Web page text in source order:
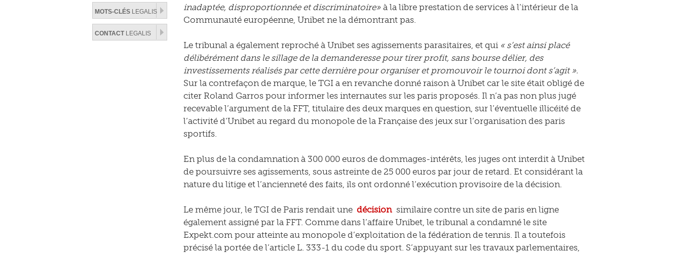
MOTS-CLÉS LEGALIS
CONTACTLEGALIS
inadaptée, disproportionnée et discriminatoire» à la libre prestation de services à l’intérieur de la
Communauté européenne, Unibet ne la démontrant pas.
Le tribunal a également reproché à Unibet ses agissements parasitaires, et qui « s’est ainsi placé
délibérément dans le sillage de la demanderesse pour tirer profit, sans bourse délier, des
investissements réalisés par cette dernière pour organiser et promouvoir le tournoi dont s’agit ».
Sur la contrefaçon de marque, le TGI a en revanche donné raison à Unibet car le site était obligé de
citer Roland Garros pour informer les internautes sur les paris proposés. Il n’a pas non plus jugé
recevable l’argument de la FFT, titulaire des deux marques en question, sur l’éventuelle illicéité de
l’activité d’Unibet au regard du monopole de la Française des jeux sur l’organisation des paris
sportifs.
En plus de la condamnation à 300 000 euros de dommages-intérêts, les juges ont interdit à Unibet
de poursuivre ses agissements, sous astreinte de 25 000 euros par jour de retard. Et considérant la
nature du litige et l’ancienneté des faits, ils ont ordonné l’exécution provisoire de la décision.
Le même jour, le TGI de Paris rendait une décision similaire contre un site de paris en ligne
également assigné par la FFT. Comme dans l’affaire Unibet, le tribunal a condamné le site
Expekt.com pour atteinte au monopole d’exploitation de la fédération de tennis. Il a toutefois
précisé la portée de l’article L. 333-1 du code du sport. S’appuyant sur les travaux parlementaires,